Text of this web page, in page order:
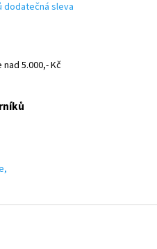
d
r
y
i
s
dodatečná sleva
5.000,- Kč